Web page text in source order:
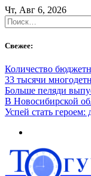
Skip
to
content
Чт, Авг 6, 2026
Найти:
Свежее:
Количество
33 тысячи
Больше пеляди
В Новосибирской
Успей стать